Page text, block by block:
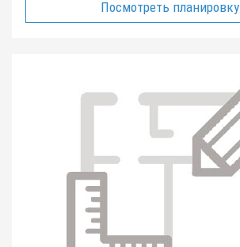
Посмотреть планировку